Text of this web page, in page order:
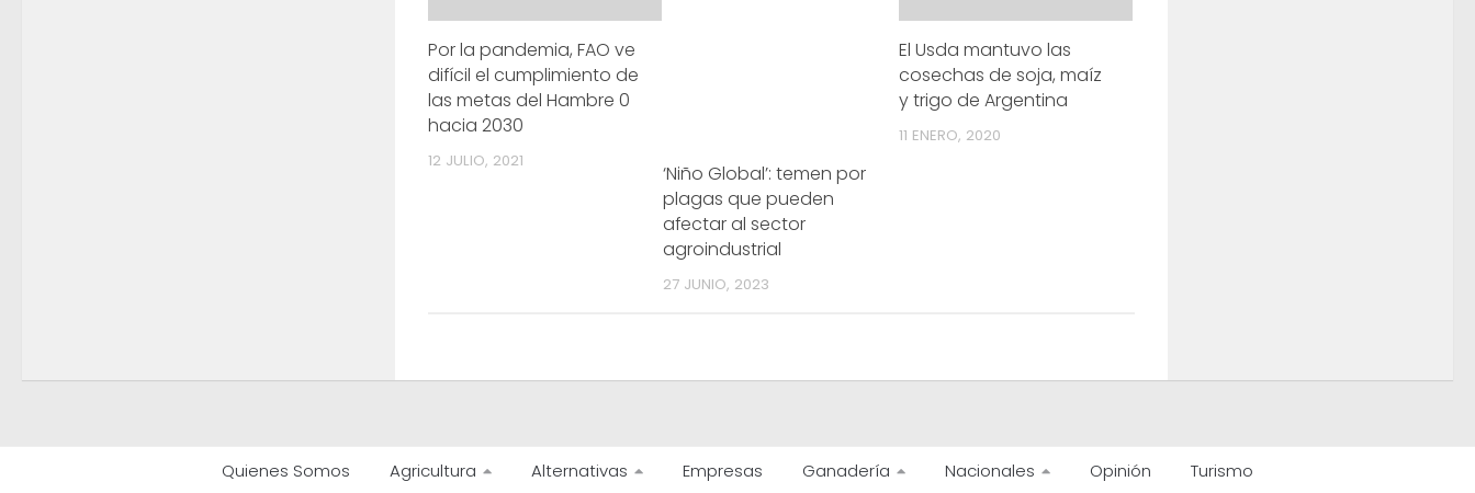
Por la pandemia, FAO ve
difícil el cumplimiento de
las metas del Hambre 0
hacia 2030
12 JULIO, 2021
‘Niño Global’: temen por
plagas que pueden
afectar al sector
agroindustrial
27 JUNIO, 2023
El Usda mantuvo las
cosechas de soja, maíz
y trigo de Argentina
11 ENERO, 2020
Quienes Somos Agricultura Alternativas Empresas Ganadería Nacionales Opinión Turismo